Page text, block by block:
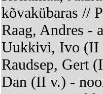
kõvakübaras //
Raag, Andres -
Uukkivi, Ivo (II
Raudsep, Gert
Dan (II v.) -